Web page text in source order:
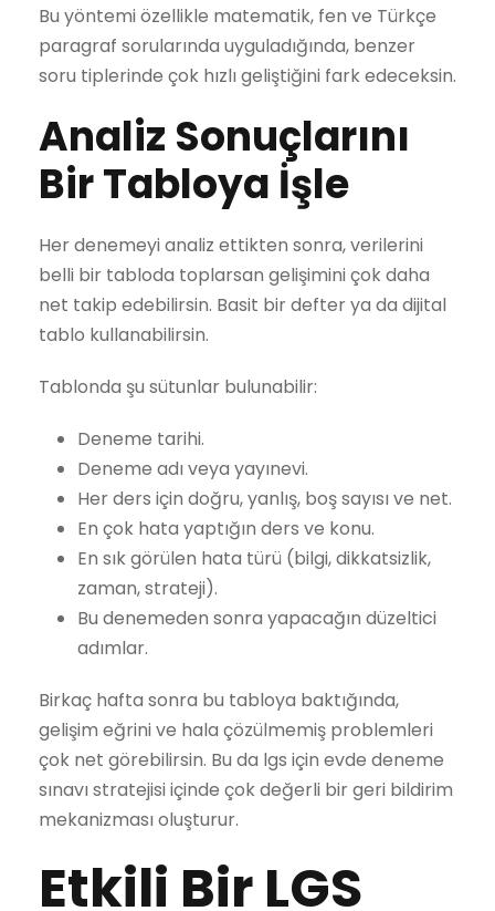
Bu yöntemi özellikle matematik, fen ve Türkçe
paragraf sorularında uyguladığında, benzer
soru tiplerinde çok hızlı geliştiğini fark edeceksin.
Analiz Sonuçlarını
Bir Tabloya İşle
Her denemeyi analiz ettikten sonra, verilerini
belli bir tabloda toplarsan gelişimini çok daha
net takip edebilirsin. Basit bir defter ya da dijital
tablo kullanabilirsin.
Tablonda şu sütunlar bulunabilir:
Deneme tarihi.
Deneme adı veya yayınevi.
Her ders için doğru, yanlış, boş sayısı ve net.
En çok hata yaptığın ders ve konu.
En sık görülen hata türü (bilgi, dikkatsizlik,
zaman, strateji).
Bu denemeden sonra yapacağın düzeltici
adımlar.
Birkaç hafta sonra bu tabloya baktığında,
gelişim eğrini ve hala çözülmemiş problemleri
çok net görebilirsin. Bu da lgs için evde deneme
sınavı stratejisi içinde çok değerli bir geri bildirim
mekanizması oluşturur.
Etkili Bir LGS